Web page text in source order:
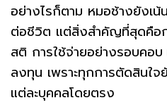
อย่างไรก็ตาม หมอช้างยังเ
ต่อชีวิต แต่สิ่งสำคัญที่สุดคือก
สติ การใช้จ่ายอย่างรอบคอบ
ลงทุน เพราะทุกการตัดสินใ
แต่ละบุคคลโดยตรง